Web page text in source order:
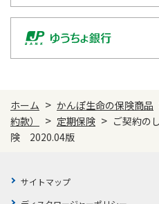
ホーム > かんぽ生命の保険商品
約款）
> 定期保険 > ご契約の
険 2020.04版
サイトマップ